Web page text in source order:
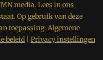
media. Lees inons
Op gebruik van deze
toepassing: Algemene
beleid Privacy instellingen